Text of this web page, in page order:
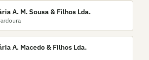
A. M. Sousa & Filhos Lda.
A. Macedo & Filhos Lda.